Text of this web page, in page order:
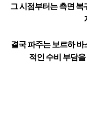
그 시점부터는 측면 복
결국 파주는 보르하
적인 수비 부담